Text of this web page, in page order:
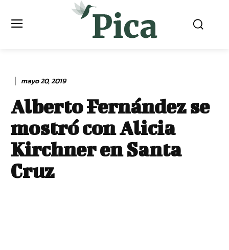
mayo 20, 2019
Alberto Fernández se
mostró con Alicia
Kirchner en Santa
Cruz